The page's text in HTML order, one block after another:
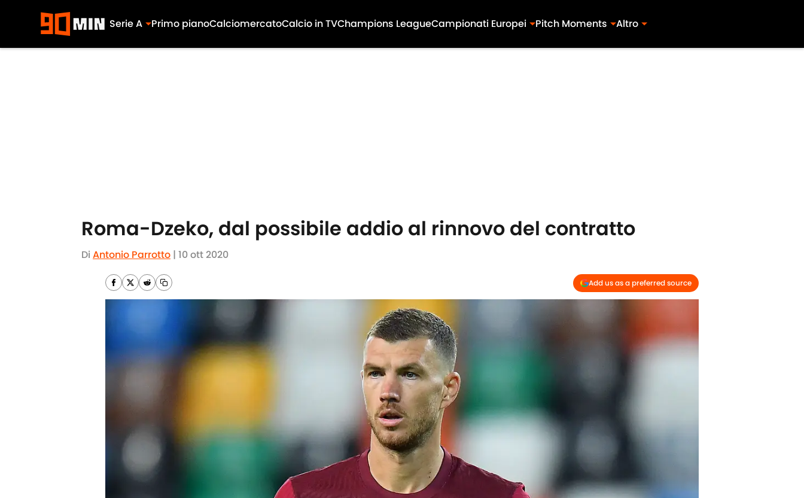
Serie A Primo pianoCalciomercatoCalcio in TVChampions LeagueCampionati Europei Pitch Moments Altro
Roma-Dzeko, dal possibile addio al rinnovo del contratto
Di Antonio Parrotto | 10 ott 2020
Add us as a preferred source